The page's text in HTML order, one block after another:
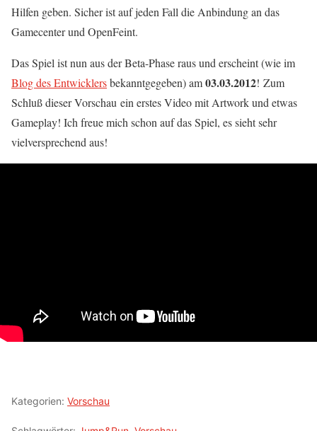
Hilfen geben. Sicher ist auf jeden Fall die Anbindung an das
Gamecenter und OpenFeint.
Das Spiel ist nun aus der Beta-Phase raus und erscheint (wie im
Blog des Entwicklersbekanntgegeben) am03.03.2012! Zum
Schluß dieser Vorschau ein erstes Video mit Artwork und etwas
Gameplay! Ich freue mich schon auf das Spiel, es sieht sehr
vielversprechend aus!
Kategorien: Vorschau